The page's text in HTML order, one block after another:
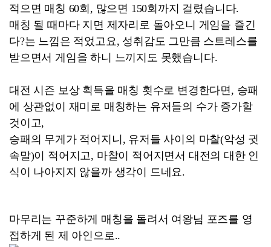
적으면 매칭 60회, 많으면 150회까지 걸렸습니다.
매칭 될 때마다 지면 제자리로 돌아오니 게임을 즐긴
다?는 느낌은 적었고요, 성취감도 그만큼 스트레스를
받으면서 게임을 하니 느끼지도 못했습니다.
대전 시즌 보상 획득을 매칭 횟수로 변경한다면, 승패
에 상관없이 재미로 매칭하는 유저들의 수가 증가할
것이고,
승패의 무게가 적어지니, 유저들 사이의 마찰(악성 귓
속말)이 적어지고, 마찰이 적어지면서 대전의 대한 인
식이 나아지지 않을까 생각이 드네요.
마무리는 꾸준하게 매칭을 돌려서 여왕님 포즈를 영
접하게 된 제 아인으로..